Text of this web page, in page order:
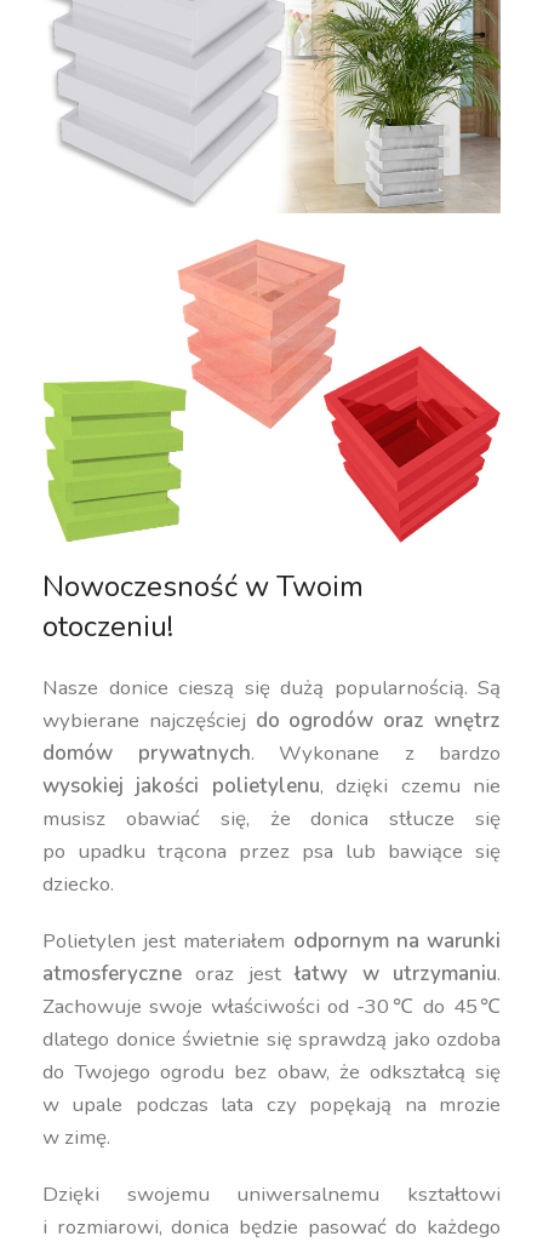
Nowoczesność w Twoim
otoczeniu!
Nasze donice cieszą się dużą popularnością. Są
wybierane najczęściej do ogrodów oraz wnętrz
domów prywatnych. Wykonane z bardzo
wysokiej jakości polietylenu, dzięki czemu nie
musisz obawiać się, że donica stłucze się
po upadku trącona przez psa lub bawiące się
dziecko.
Polietylen jest materiałem odpornym na warunki
atmosferyczne oraz jestłatwy w utrzymaniu.
Zachowuje swoje właściwości od -30℃ do 45℃
dlatego donice świetnie się sprawdzą jako ozdoba
do Twojego ogrodu bez obaw, że odkształcą się
w upale podczas lata czy popękają na mrozie
w zimę.
Dzięki swojemu uniwersalnemu kształtowi
i rozmiarowi, donica będzie pasować do każdego